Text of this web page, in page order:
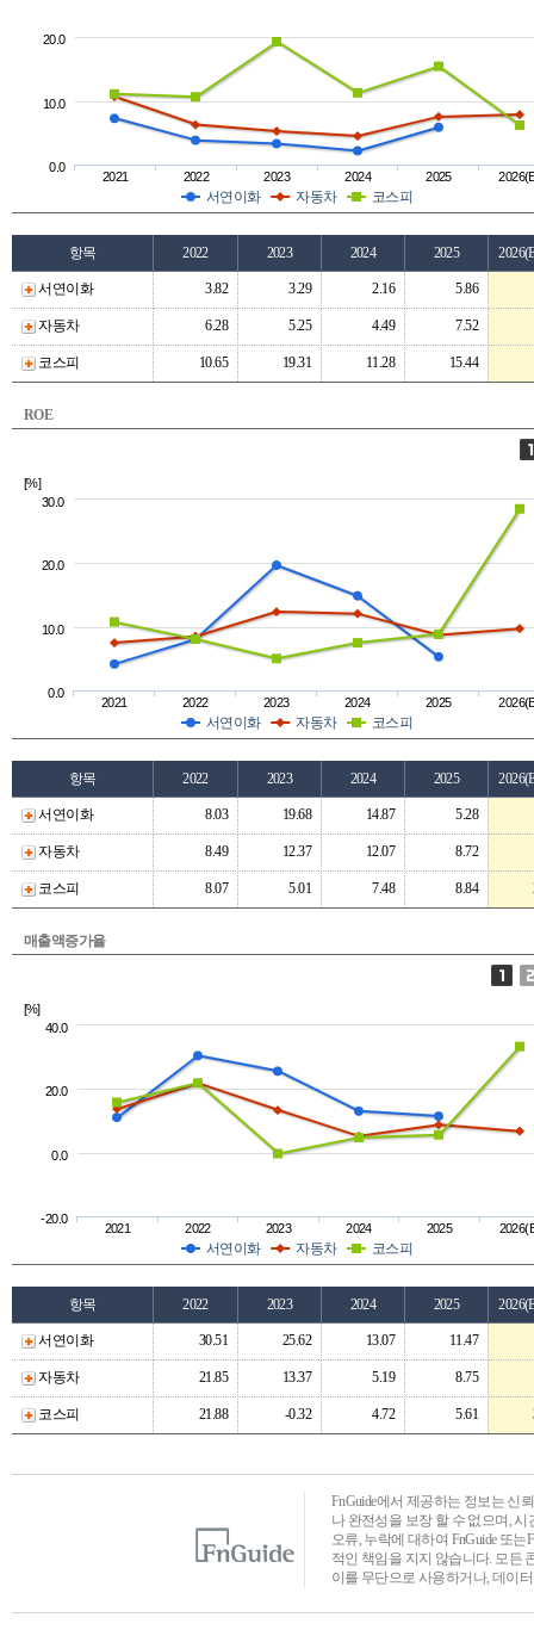
서연이화 자동차 코스피
2021 2022 2023 2024 2025
0.0
10.0
20.0
항목 2022 2023 2024 2025
서연이화 3.82 3.29 2.16 5.86
자동차 6.28 5.25 4.49 7.52
코스피 10.65 19.31 11.28 15.44
ROE
[%]
서연이화 자동차 코스피
2021 2022 2023 2024 2025
0.0
10.0
20.0
30.0
항목 2022 2023 2024 2025
서연이화 8.03 19.68 14.87 5.28
자동차 8.49 12.37 12.07 8.72
코스피 8.07 5.01 7.48 8.84
매출액증가율
[%]
서연이화 자동차 코스피
2021 2022 2023 2024 2025
-20.0
0.0
20.0
40.0
항목 2022 2023 2024 2025
서연이화 30.51 25.62 13.07 11.47
자동차 21.85 13.37 5.19 8.75
코스피 21.88 -0.32 4.72 5.61
FnGuide에서 제공하는 정보는 신
나 완전성을 보장 할 수 없으며,
오류, 누락에 대하여 FnGuide 또
적인 책임을 지지 않습니다. 모든
이를 무단으로 사용하거나, 데이